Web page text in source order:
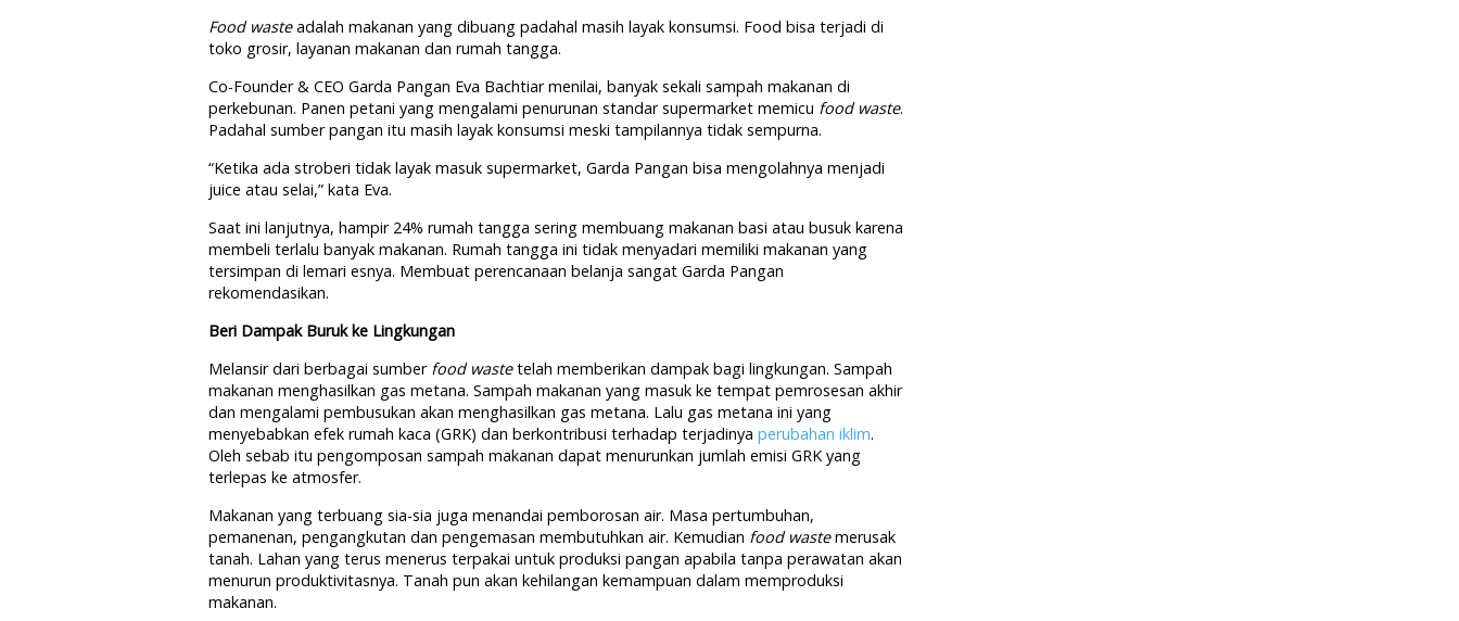
Food wasteadalah makanan yang dibuang padahal masih layak konsumsi. Food bisa terjadi di
toko grosir, layanan makanan dan rumah tangga.
Co-Founder & CEO Garda Pangan Eva Bachtiar menilai, banyak sekali sampah makanan di
perkebunan. Panen petani yang mengalami penurunan standar supermarket memicu food waste.
Padahal sumber pangan itu masih layak konsumsi meski tampilannya tidak sempurna.
“Ketika ada stroberi tidak layak masuk supermarket, Garda Pangan bisa mengolahnya menjadi
juice atau selai,” kata Eva.
Saat ini lanjutnya, hampir 24% rumah tangga sering membuang makanan basi atau busuk karena
membeli terlalu banyak makanan. Rumah tangga ini tidak menyadari memiliki makanan yang
tersimpan di lemari esnya. Membuat perencanaan belanja sangat Garda Pangan
rekomendasikan.
Beri Dampak Buruk ke Lingkungan
Melansir dari berbagai sumber food wastetelah memberikan dampak bagi lingkungan. Sampah
makanan menghasilkan gas metana. Sampah makanan yang masuk ke tempat pemrosesan akhir
dan mengalami pembusukan akan menghasilkan gas metana. Lalu gas metana ini yang
menyebabkan efek rumah kaca (GRK) dan berkontribusi terhadap terjadinya perubahan iklim.
Oleh sebab itu pengomposan sampah makanan dapat menurunkan jumlah emisi GRK yang
terlepas ke atmosfer.
Makanan yang terbuang sia-sia juga menandai pemborosan air. Masa pertumbuhan,
pemanenan, pengangkutan dan pengemasan membutuhkan air. Kemudian food wastemerusak
tanah. Lahan yang terus menerus terpakai untuk produksi pangan apabila tanpa perawatan akan
menurun produktivitasnya. Tanah pun akan kehilangan kemampuan dalam memproduksi
makanan.